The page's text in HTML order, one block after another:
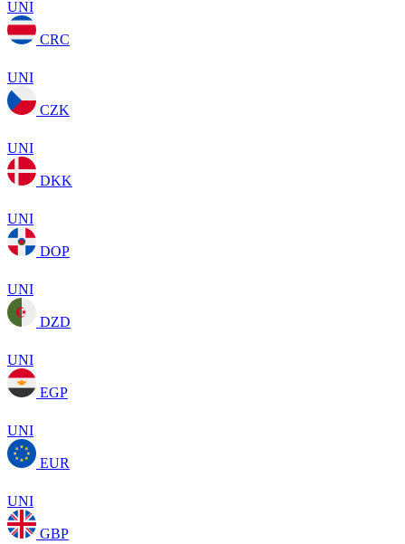
UNI
CRC
UNI
CZK
UNI
DKK
UNI
DOP
UNI
DZD
UNI
EGP
UNI
EUR
UNI
GBP